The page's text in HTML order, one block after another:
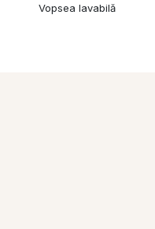
Vopsea lavabilă